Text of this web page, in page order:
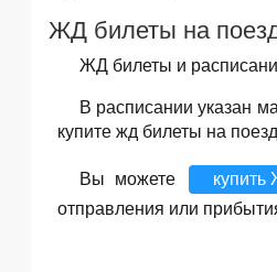
ЖД билеты на
ЖД билеты и
В расписании указан
купите жд билеты на
Вы можете купить
отправления или